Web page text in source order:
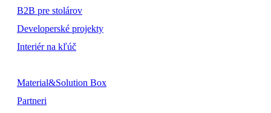
B2B pre stolárov
Developerské projekty
Interiér na kľúč
Material&Solution Box
Partneri